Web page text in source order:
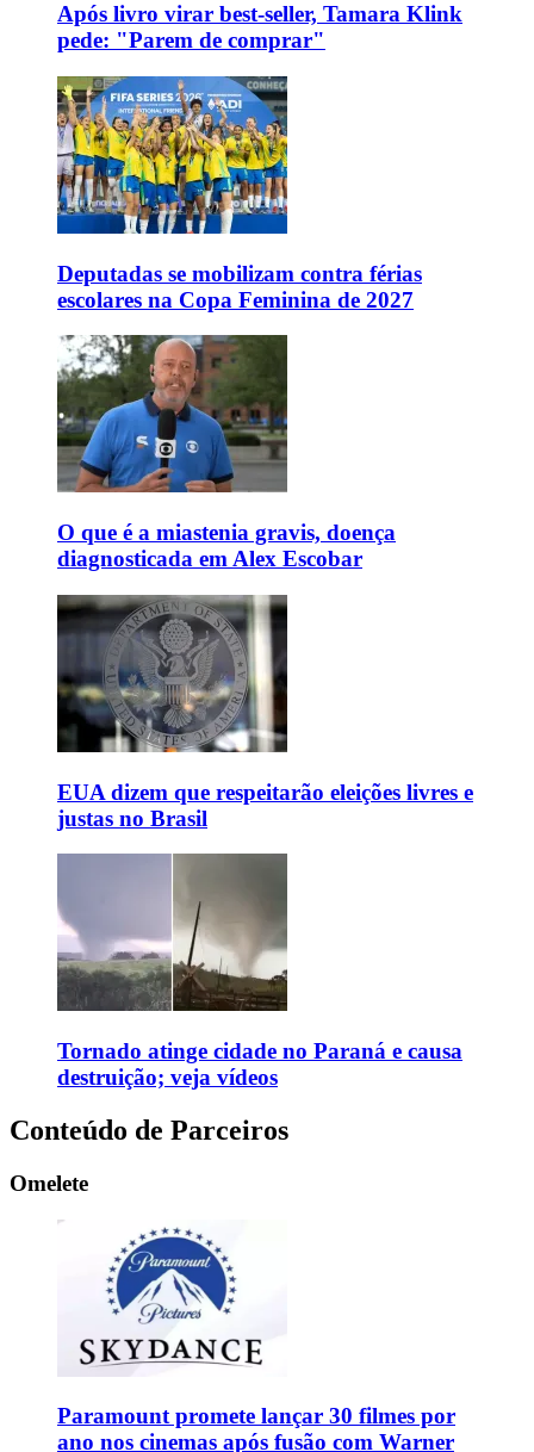
Após livro virar best-seller, Tamara Klink
pede: "Parem de comprar"
Deputadas se mobilizam contra férias
escolares na Copa Feminina de 2027
O que é a miastenia gravis, doença
diagnosticada em Alex Escobar
EUA dizem que respeitarão eleições livres e
justas no Brasil
Tornado atinge cidade no Paraná e causa
destruição; veja vídeos
Conteúdo de Parceiros
Omelete
Paramount promete lançar 30 filmes por
ano nos cinemas após fusão com Warner